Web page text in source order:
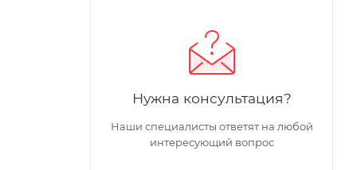
Нужна консультация?
Наши специалисты ответят на любой
интересующий вопрос